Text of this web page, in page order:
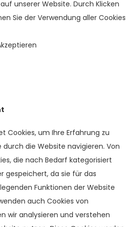
unserer Website. Durch Klicken
Sie der Verwendung aller Cookies
Cookies, um Ihre Erfahrung zu
durch die Website navigieren. Von
die nach Bedarf kategorisiert
gespeichert, da sie für das
Funktionen der Website
auch Cookies von
wir analysieren und verstehen